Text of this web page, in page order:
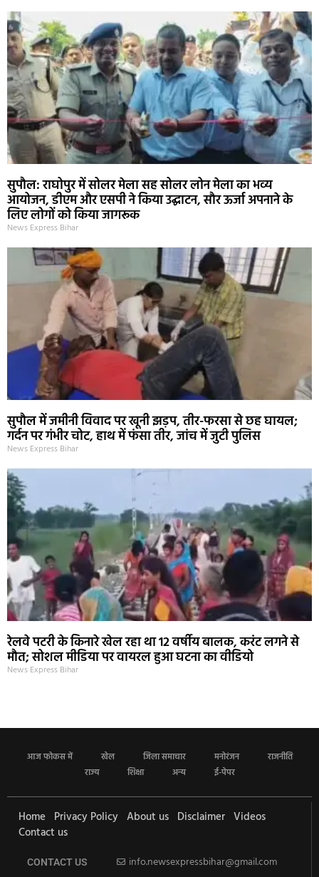
सुपौल: राघोपुर में सोलर मेला सह सोलर लोन मेला का भव्य
आयोजन, डीएम और एसपी ने किया उद्घाटन, सौर ऊर्जा अपनाने के
लिए लोगों को किया जागरूक
News Express Bihar
सुपौल में जमीनी विवाद पर खूनी झड़प, तीर-फरसा से छह घायल;
गर्दन पर गंभीर चोट, हाथ में फंसा तीर, जांच में जुटी पुलिस
News Express Bihar
रेलवे पटरी के किनारे खेल रहा था 12 वर्षीय बालक, करंट लगने से
मौत; सोशल मीडिया पर वायरल हुआ घटना का वीडियो
News Express Bihar
आज फोकस में खेल जिला समाचार मनोरंजन
राजनीति
राज्य
शिक्षा अन्य ई-पेपर
Home Privacy Policy About us Disclaimer Videos
Contact us
CONTACT US info.newsexpressbihar@gmail.com